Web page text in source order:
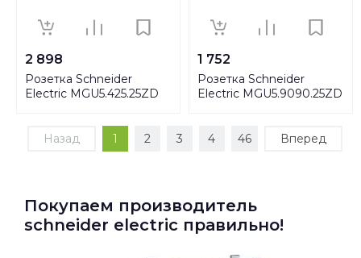
2 898
Розетка Schneider
Electric MGU5.425.25ZD
1 752
Розетка Schneider
Electric MGU5.9090.25ZD
Назад 1 2 3 4 46 Вперед
Покупаем производитель
schneider electric правильно!